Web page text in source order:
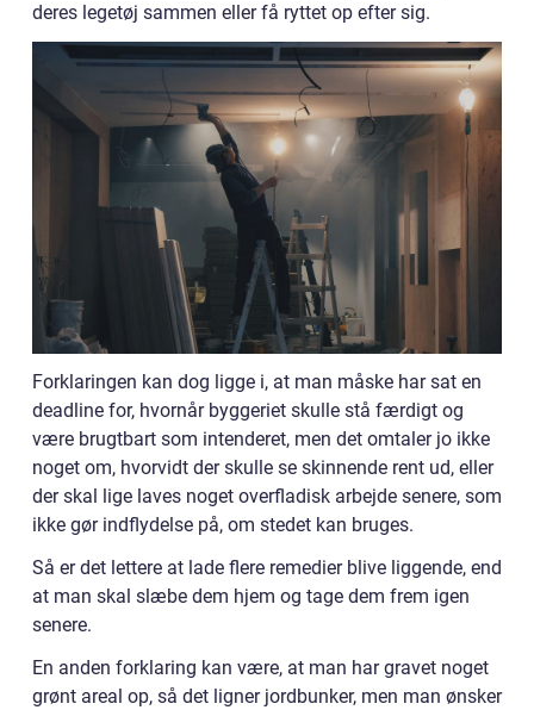
deres legetøj sammen eller få ryttet op efter sig.
Forklaringen kan dog ligge i, at man måske har sat en
deadline for, hvornår byggeriet skulle stå færdigt og
være brugtbart som intenderet, men det omtaler jo ikke
noget om, hvorvidt der skulle se skinnende rent ud, eller
der skal lige laves noget overfladisk arbejde senere, som
ikke gør indflydelse på, om stedet kan bruges.
Så er det lettere at lade flere remedier blive liggende, end
at man skal slæbe dem hjem og tage dem frem igen
senere.
En anden forklaring kan være, at man har gravet noget
grønt areal op, så det ligner jordbunker, men man ønsker